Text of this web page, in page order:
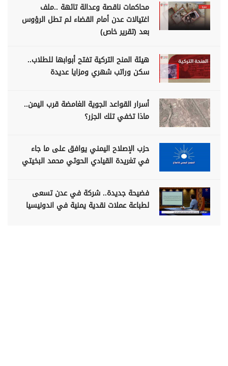
محاكمات ناقصة وعدالة تائهة ..ملف
اغتيالات عدن أمام القضاء لم تطل الرؤوس
بعد (تقرير خاص)
هيئة المنح التركية تفتح أبوابها للطلاب..
سكن وراتب شهري ومزايا عديدة
أسرار القواعد الجوية الغامضة قرب اليمن..
ماذا تخفي تلك الجزر؟
حزب الإصلاح اليمني يوافق على ما جاء
في تغريدة القيادي الحوثي محمد البخيتي
فضيحة جديدة.. شركة في عدن تسعى
لطباعة عملات نقدية يمنية في اندونيسيا